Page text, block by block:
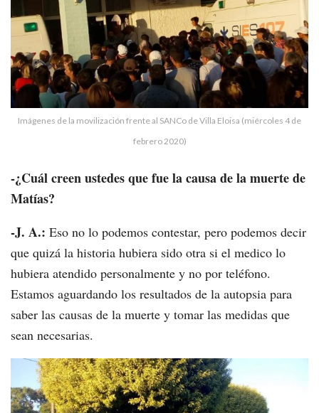
Imágenes de la movilización frente al SANCo de Villa Eloisa (miércoles 4 de
febrero 2020)
-¿Cuál creen ustedes que fue la causa de la muerte de
Matías?
-J. A.: Eso no lo podemos contestar, pero podemos decir
que quizá la historia hubiera sido otra si el medico lo
hubiera atendido personalmente y no por teléfono.
Estamos aguardando los resultados de la autopsia para
saber las causas de la muerte y tomar las medidas que
sean necesarias.